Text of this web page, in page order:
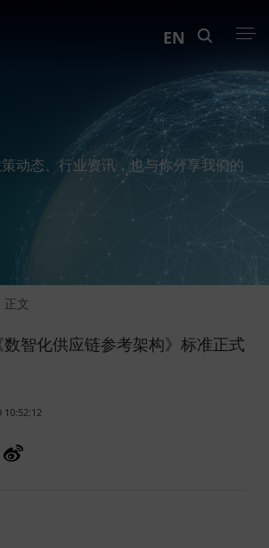
EN
动态、行业资讯，也与你分享我们的
正文
智化供应链参考架构》标准正式
10:52:12